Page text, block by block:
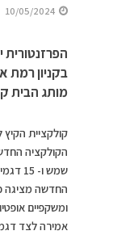
10/05/2024
מותג הבית
קולקציית הקיץ לשנת 2024
ומשקפיים
אמירה לצד